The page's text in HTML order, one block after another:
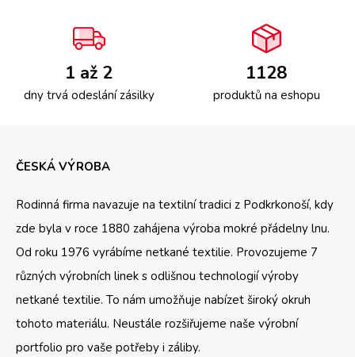
1 až 2
dny trvá odeslání zásilky
1128
produktů na eshopu
ČESKÁ VÝROBA
Rodinná firma navazuje na textilní tradici z Podkrkonoší, kdy
zde byla v roce 1880 zahájena výroba mokré přádelny lnu.
Od roku 1976 vyrábíme netkané textilie. Provozujeme 7
různých výrobních linek s odlišnou technologií výroby
netkané textilie. To nám umožňuje nabízet široký okruh
tohoto materiálu. Neustále rozšiřujeme naše výrobní
portfolio pro vaše potřeby i záliby.